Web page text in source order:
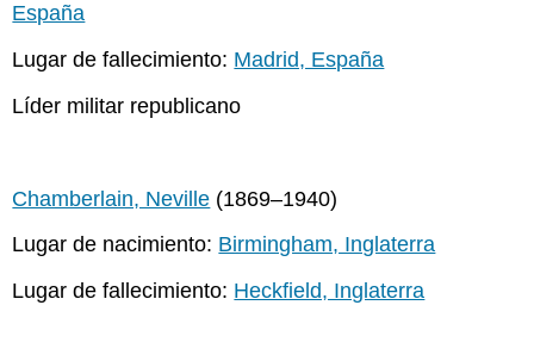
España
Lugar de fallecimiento: Madrid, España
Líder militar republicano
Chamberlain, Neville (1869–1940)
Lugar de nacimiento: Birmingham, Inglaterra
Lugar de fallecimiento: Heckfield, Inglaterra